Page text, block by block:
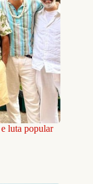
luta popular